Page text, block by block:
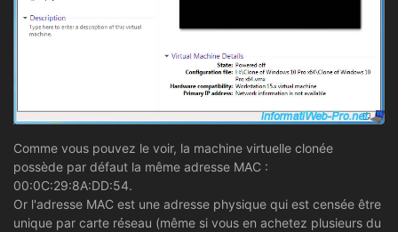
Comme vous pouvez le voir, la machine virtuelle clonée
possède par défaut la même adresse MAC :
00:0C:29:8A:DD:54.
Or l'adresse MAC est une adresse physique qui est censée être
unique par carte réseau (même si vous en achetez plusieurs du